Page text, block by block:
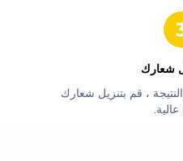
بتنزيل شعارك